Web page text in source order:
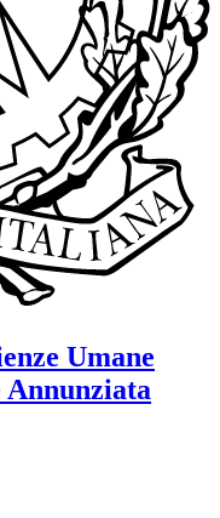
Umane